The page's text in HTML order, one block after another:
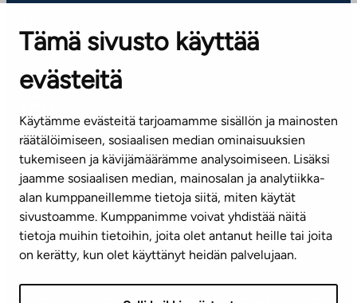
Tämä sivusto käyttää
evästeitä
Käytämme evästeitä tarjoamamme sisällön ja mainosten
räätälöimiseen, sosiaalisen median ominaisuuksien
tukemiseen ja kävijämäärämme analysoimiseen. Lisäksi
jaamme sosiaalisen median, mainosalan ja analytiikka-
alan kumppaneillemme tietoja siitä, miten käytät
sivustoamme. Kumppanimme voivat yhdistää näitä
tietoja muihin tietoihin, joita olet antanut heille tai joita
on kerätty, kun olet käyttänyt heidän palvelujaan.
ASIAKASPALVELUKESKUS
Puh. 045 7734 3777
(arkisin klo 8-16)
info@ta.fi
Tilaa uutiskirje
Mediapankki
Tietosuojaseloste Saavutettavuusseloste